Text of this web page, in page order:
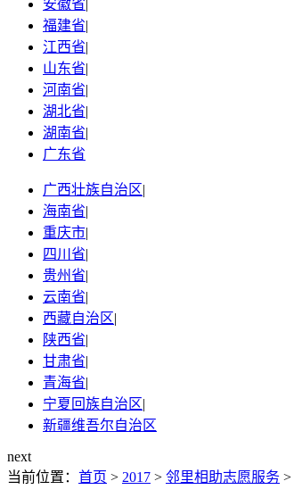
安徽省|
福建省|
江西省|
山东省|
河南省|
湖北省|
湖南省|
广东省
广西壮族自治区|
海南省|
重庆市|
四川省|
贵州省|
云南省|
西藏自治区|
陕西省|
甘肃省|
青海省|
宁夏回族自治区|
新疆维吾尔自治区
next
当前位置： 首页 > 2017 > 邻里相助志愿服务 >